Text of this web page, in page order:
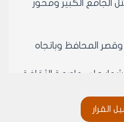
الجامع الكبير ومحور
المحافظ وباتجاه
شعار حلب عاصمة الثقافة
البلور.
القرار